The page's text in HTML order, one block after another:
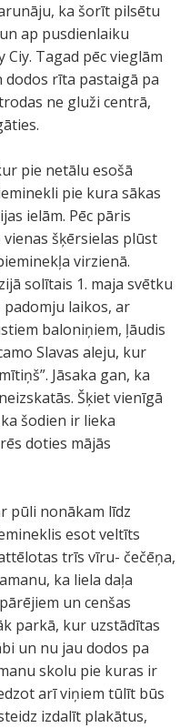
ka šorīt pilsētu
ap pusdienlaiku
Tagad pēc vieglām
rīta pastaigā pa
ne gluži centrā,
pie netālu esošā
pie kura sākas
ielām. Pēc pāris
šķērsielas plūst
virzienā.
solītais 1. maja svētku
padomju laikos, ar
baloniņiem, ļāudis
Slavas aleju, kur
Jāsaka gan, ka
Šķiet vienīgā
šodien ir lieka
doties mājās
pūli nonākam līdz
esot veltīts
trīs vīru- čečēņa,
ka liela daļa
un cenšas
parkā, kur uzstādītas
un nu jau dodos pa
skolu pie kuras ir
arī viņiem tūlīt būs
izdalīt plakātus,